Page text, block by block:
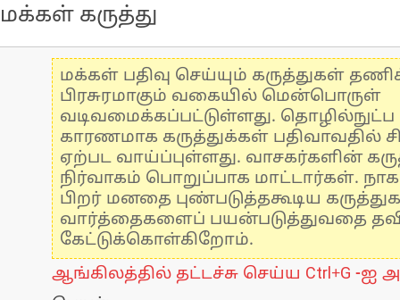
மக்கள் கருத்து
மக்கள் பதிவு செய்யும் கருத்துகள்
பிரசுரமாகும் வகையில் மென்பொருள்
வடிவமைக்கப்பட்டுள்ளது.
காரணமாக கருத்துக்கள் பதிவாவதில்
ஏற்பட வாய்ப்புள்ளது. வாசகர்களின்
நிர்வாகம் பொறுப்பாக மாட்டார்கள்.
பிறர் மனதை புண்படுத்தகூடிய
வார்த்தைகளைப் பயன்படுத்துவதை
கேட்டுக்கொள்கிறோம்.
ஆங்கிலத்தில் தட்டச்சு செய்ய Ctrl+G -ஐ